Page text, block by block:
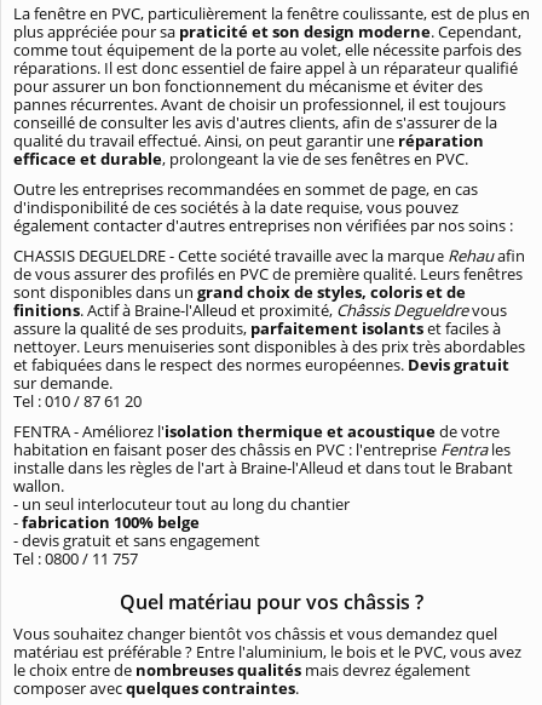
La fenêtre en PVC, particulièrement la fenêtre coulissante, est de plus en
plus appréciée pour sa praticité et son design moderne. Cependant,
comme tout équipement de la porte au volet, elle nécessite parfois des
réparations. Il est donc essentiel de faire appel à un réparateur qualifié
pour assurer un bon fonctionnement du mécanisme et éviter des
pannes récurrentes. Avant de choisir un professionnel, il est toujours
conseillé de consulter les avis d'autres clients, afin de s'assurer de la
qualité du travail effectué. Ainsi, on peut garantir une réparation
efficace et durable, prolongeant la vie de ses fenêtres en PVC.
Outre les entreprises recommandées en sommet de page, en cas
d'indisponibilité de ces sociétés à la date requise, vous pouvez
également contacter d'autres entreprises non vérifiées par nos soins :
CHASSIS DEGUELDRE - Cette société travaille avec la marque Rehauafin
de vous assurer des profilés en PVC de première qualité. Leurs fenêtres
sont disponibles dans un grand choix de styles, coloris et de
finitions. Actif à Braine-l'Alleud et proximité, Châssis Degueldrevous
assure la qualité de ses produits, parfaitement isolantset faciles à
nettoyer. Leurs menuiseries sont disponibles à des prix très abordables
et fabiquées dans le respect des normes européennes. Devis gratuit
sur demande.
Tel : 010 / 87 61 20
FENTRA - Améliorez l'isolation thermique et acoustiquede votre
habitation en faisant poser des châssis en PVC : l'entreprise Fentrales
installe dans les règles de l'art à Braine-l'Alleud et dans tout le Brabant
wallon.
- un seul interlocuteur tout au long du chantier
-fabrication 100% belge
- devis gratuit et sans engagement
Tel : 0800 / 11 757
Quel matériau pour vos châssis ?
Vous souhaitez changer bientôt vos châssis et vous demandez quel
matériau est préférable ? Entre l'aluminium, le bois et le PVC, vous avez
le choix entre de nombreuses qualités mais devrez également
composer avecquelques contraintes.